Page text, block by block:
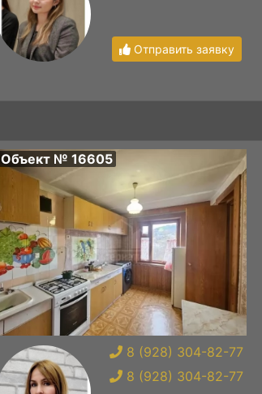
Отправить заявку
Объект № 16605
8 (928) 304-82-77
8 (928) 304-82-77